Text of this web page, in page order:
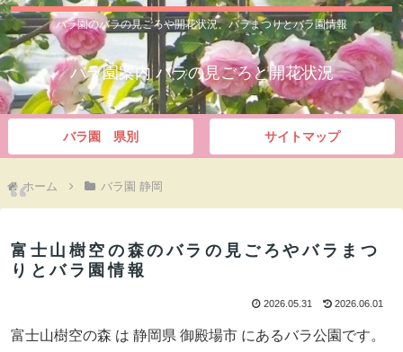
バラ園のバラの見ごろや開花状況、バラまつりとバラ園情報
バラ園案内 バラの見ごろと開花状況
バラ園 県別 サイトマップ
ホーム バラ園 静岡
富士山樹空の森のバラの見ごろやバラまつ
りとバラ園情報
2026.05.31 2026.06.01
富士山樹空の森 は 静岡県 御殿場市 にあるバラ公園です。